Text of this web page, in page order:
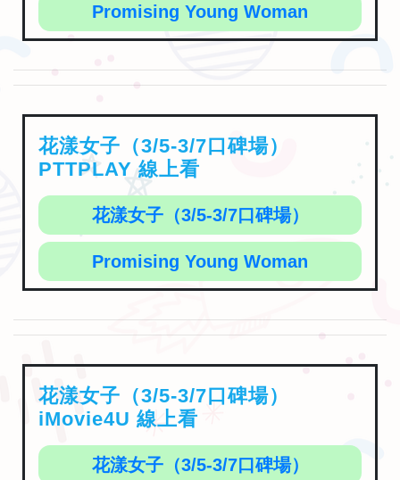
Promising Young Woman
花漾女子（3/5-3/7口碑場）
PTTPLAY 線上看
花漾女子（3/5-3/7口碑場）
Promising Young Woman
花漾女子（3/5-3/7口碑場）
iMovie4U 線上看
花漾女子（3/5-3/7口碑場）